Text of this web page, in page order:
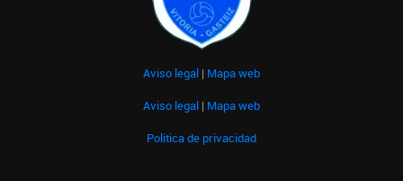
Aviso legal | Mapa web
Aviso legal | Mapa web
Politica de privacidad